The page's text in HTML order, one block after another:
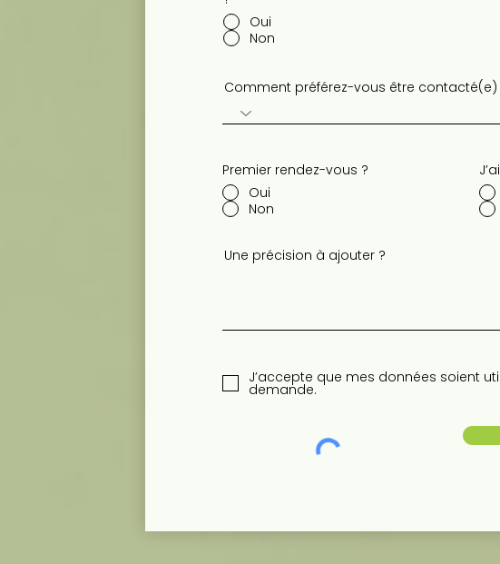
Oui
Non
Comment préférez-vous être contacté(e)
Premier rendez-vous ?
Oui
Non
Une précision à ajouter ?
J’accepte que mes données soient
demande.